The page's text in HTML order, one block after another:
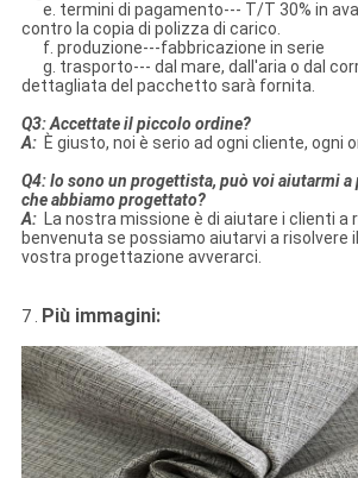
e. termini di pagamento--- T/T 30% in
contro la copia di polizza di carico.
f. produzione---fabbricazione in serie
g. trasporto--- dal mare, dall'aria o dal
dettagliata del pacchetto sarà fornita.
Q3: Accettate il piccolo ordine?
A: È giusto, noi è serio ad ogni cliente, ogni
Q4: Io sono un progettista, può voi aiutarmi
che abbiamo progettato?
A: La nostra missione è di aiutare i clienti a
benvenuta se possiamo aiutarvi a risolvere
vostra progettazione avverarci.
7 . Più immagini: